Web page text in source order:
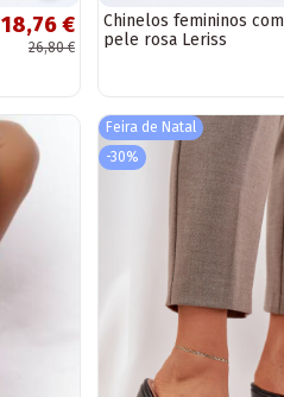
18,76 €
26,80 €
Chinelos femininos com
pele rosa Leriss
Feira de Natal
-30%